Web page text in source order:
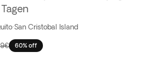
·San Cristobal Island
60% off